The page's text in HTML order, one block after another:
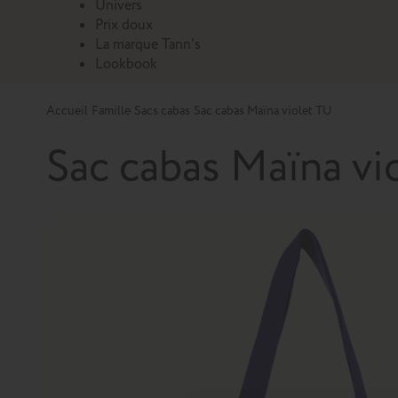
Univers
Prix doux
La marque Tann's
Lookbook
Accueil Famille Sacs cabas Sac cabas Maïna violet TU
Sac cabas Maïna